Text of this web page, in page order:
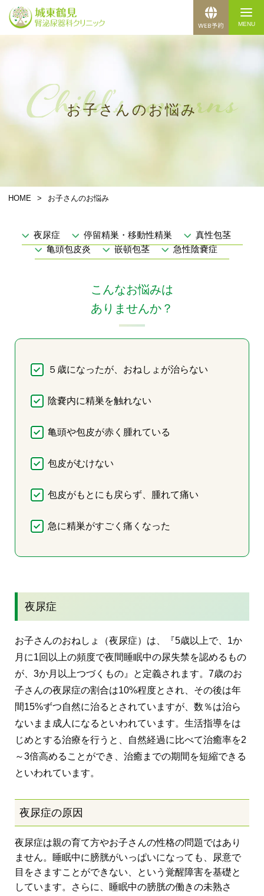
お子さんのお悩み
HOME > お子さんのお悩み
夜尿症 停留精巣・移動性精巣
真性包茎
亀頭包皮炎
嵌頓包茎 急性陰嚢症
こんなお悩みは
ありませんか？
５歳になったが、おねしょが治らない
陰嚢内に精巣を触れない
亀頭や包皮が赤く腫れている
包皮がむけない
包皮がもとにも戻らず、腫れて痛い
急に精巣がすごく痛くなった
夜尿症
お子さんのおねしょ（夜尿症）は、『5歳以上で、1か
月に1回以上の頻度で夜間睡眠中の尿失禁を認めるもの
が、3か月以上つづくもの』と定義されます。7歳のお
子さんの夜尿症の割合は10%程度とされ、その後は年
間15%ずつ自然に治るとされていますが、数％は治ら
ないまま成人になるといわれています。生活指導をは
じめとする治療を行うと、自然経過に比べて治癒率を2
～3倍高めることができ、治癒までの期間を短縮できる
といわれています。
夜尿症の原因
夜尿症は親の育て方やお子さんの性格の問題ではあり
ません。睡眠中に膀胱がいっぱいになっても、尿意で
目をさますことができない、という覚醒障害を基礎と
しています。さらに、睡眠中の膀胱の働きの未熟さ